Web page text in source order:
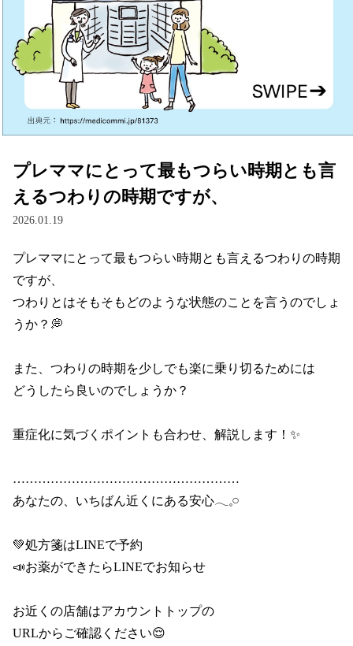
プレママにとって最もつらい時期とも言
えるつわりの時期ですが、
2026.01.19
プレママにとって最もつらい時期とも言えるつわりの時期
ですが、
つわりとはそもそもどのような状態のことを言うのでしょ
うか？💭
また、つわりの時期を少しでも楽に乗り切るためには
どうしたら良いのでしょうか？
重症化に気づくポイントも合わせ、解説します！✨
………………………………………………
あなたの、いちばん近くにある安心𓂃𓈒𓏸
💚処方箋はLINEで予約
📣お薬ができたらLINEでお知らせ
お近くの店舗はアカウントトップの
URLからご確認ください😌